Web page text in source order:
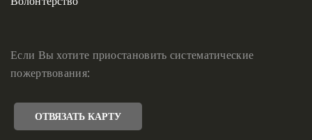
Если Вы хотите приостановить систематические
пожертвования:
ОТВЯЗАТЬ КАРТУ